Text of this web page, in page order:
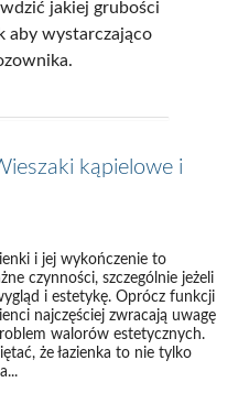
jakiej grubości
aby wystarczająco
kąpielowe i
i jej wykończenie to
czynności, szczególnie jeżeli
i estetykę. Oprócz funkcji
najczęściej zwracają uwagę
walorów estetycznych.
że łazienka to nie tylko